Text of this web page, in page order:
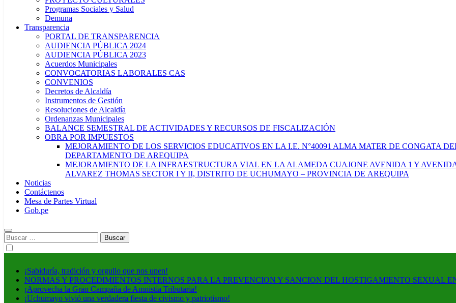
Programas Sociales y Salud
Demuna
Transparencia
PORTAL DE TRANSPARENCIA
AUDIENCIA PÚBLICA 2024
AUDIENCIA PÚBLICA 2023
Acuerdos Municipales
CONVOCATORIAS LABORALES CAS
CONVENIOS
Decretos de Alcaldía
Instrumentos de Gestión
Resoluciones de Alcaldía
Ordenanzas Municipales
BALANCE SEMESTRAL DE ACTIVIDADES Y RECURSOS DE FISCALIZACIÓN
OBRA POR IMPUESTOS
MEJORAMIENTO DE LOS SERVICIOS EDUCATIVOS EN LA I.E. N°40091 ALMA MATER DE CONGATA
DEPARTAMENTO DE AREQUIPA
MEJORAMIENTO DE LA INFRAESTRUCTURA VIAL EN LA ALAMEDA CUAJONE AVENIDA 1 Y
ALVAREZ THOMAS SECTOR I Y II, DISTRITO DE UCHUMAYO – PROVINCIA DE AREQUIPA
Noticias
Contáctenos
Mesa de Partes Virtual
Gob.pe
Buscar:
¡Sabiduría, tradición y orgullo que nos unen!
NORMAS Y PROCEDIMIENTOS INTERNOS PARA LA PREVENCION Y SANCION DEL HOSTIGAMIENTO SEXUAL
¡Aprovecha la Gran Campaña de Amnistía Tributaria!
¡Uchumayo vivió una verdadera fiesta de civismo y patriotismo!